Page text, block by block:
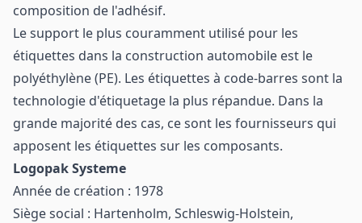
composition de l'adhésif.
Le support le plus couramment utilisé pour les
étiquettes dans la construction automobile est le
polyéthylène (PE). Les étiquettes à code-barres sont la
technologie d'étiquetage la plus répandue. Dans la
grande majorité des cas, ce sont les fournisseurs qui
apposent les étiquettes sur les composants.
Logopak Systeme
Année de création : 1978
Siège social : Hartenholm, Schleswig-Holstein,